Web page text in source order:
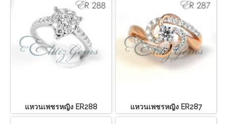
แหวนเพชรหญิง ER288 แหวนเพชรหญิง ER287